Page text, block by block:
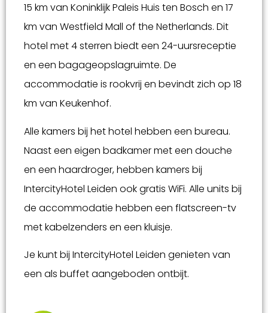
15 km van Koninklijk Paleis Huis ten Bosch en 17
km van Westfield Mall of the Netherlands. Dit
hotel met 4 sterren biedt een 24-uursreceptie
en een bagageopslagruimte. De
accommodatie is rookvrij en bevindt zich op 18
km van Keukenhof.
Alle kamers bij het hotel hebben een bureau.
Naast een eigen badkamer met een douche
en een haardroger, hebben kamers bij
IntercityHotel Leiden ook gratis WiFi. Alle units bij
de accommodatie hebben een flatscreen-tv
met kabelzenders en een kluisje.
Je kunt bij IntercityHotel Leiden genieten van
een als buffet aangeboden ontbijt.